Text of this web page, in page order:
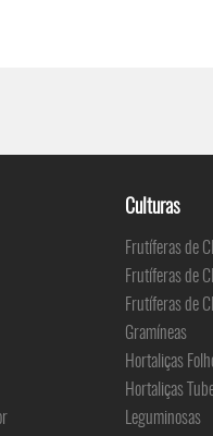
Culturas
Frutíferas de
Frutíferas de
Frutíferas de
Gramíneas
Hortaliças
Hortaliças
Leguminosas